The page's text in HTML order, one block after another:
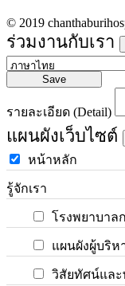
© 2019
ร่วมงานกับเรา
Save
รายละเอียด (Detail)
แผนผังเว็บไซต์
หน้าหลัก
รู้จักเรา
โรงพยาบาล
แผนผังผู้บริห
วิสัยทัศน์แล